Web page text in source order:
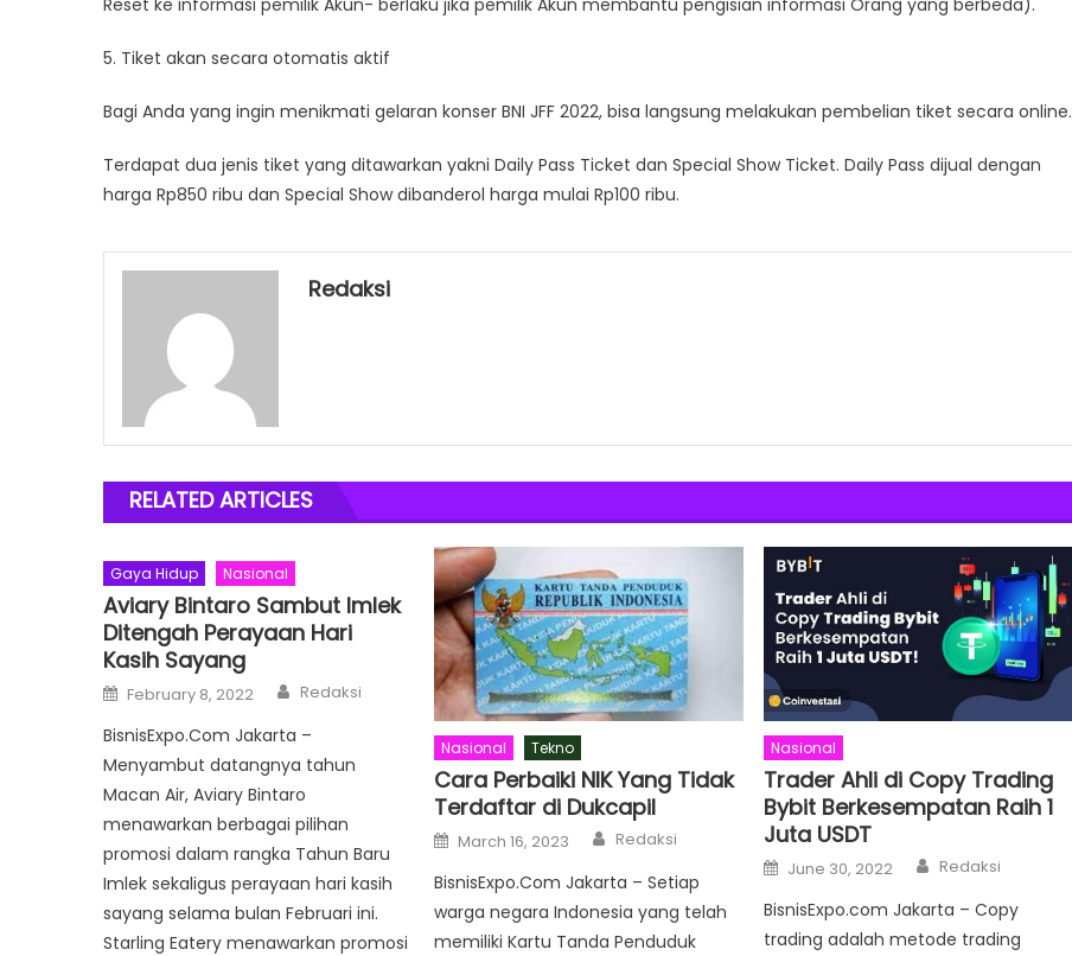
Reset ke informasi pemilik Akun- berlaku jika pemilik Akun membantu pengisian informasi Orang yang berbeda).
5. Tiket akan secara otomatis aktif
Bagi Anda yang ingin menikmati gelaran konser BNI JFF 2022, bisa langsung melakukan pembelian tiket secara online.
Terdapat dua jenis tiket yang ditawarkan yakni Daily Pass Ticket dan Special Show Ticket. Daily Pass dijual dengan
harga Rp850 ribu dan Special Show dibanderol harga mulai Rp100 ribu.
Redaksi
RELATED ARTICLES
Gaya Hidup Nasional
Aviary Bintaro Sambut Imlek
Ditengah Perayaan Hari
Kasih Sayang
Posted
on
February 8, 2022 Author
Redaksi
BisnisExpo.Com Jakarta –
Menyambut datangnya tahun
Macan Air, Aviary Bintaro
menawarkan berbagai pilihan
promosi dalam rangka Tahun Baru
Imlek sekaligus perayaan hari kasih
sayang selama bulan Februari ini.
Starling Eatery menawarkan promosi
Nasional Tekno
Cara Perbaiki NIK Yang Tidak
Terdaftar di Dukcapil
Posted
on
March 16, 2023 Author
Redaksi
BisnisExpo.Com Jakarta – Setiap
warga negara Indonesia yang telah
memiliki Kartu Tanda Penduduk
Nasional
Trader Ahli di Copy Trading
Bybit Berkesempatan Raih 1
Juta USDT
Posted
on
June 30, 2022 Author
Redaksi
BisnisExpo.com Jakarta – Copy
trading adalah metode trading